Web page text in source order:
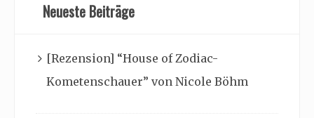
Neueste Beiträge
[Rezension] “House of Zodiac-
Kometenschauer” von Nicole Böhm